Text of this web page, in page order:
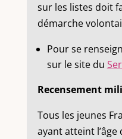
sur les listes doit
démarche
Pour se
sur le site du
Recensement
Tous les jeunes
ayant atteint